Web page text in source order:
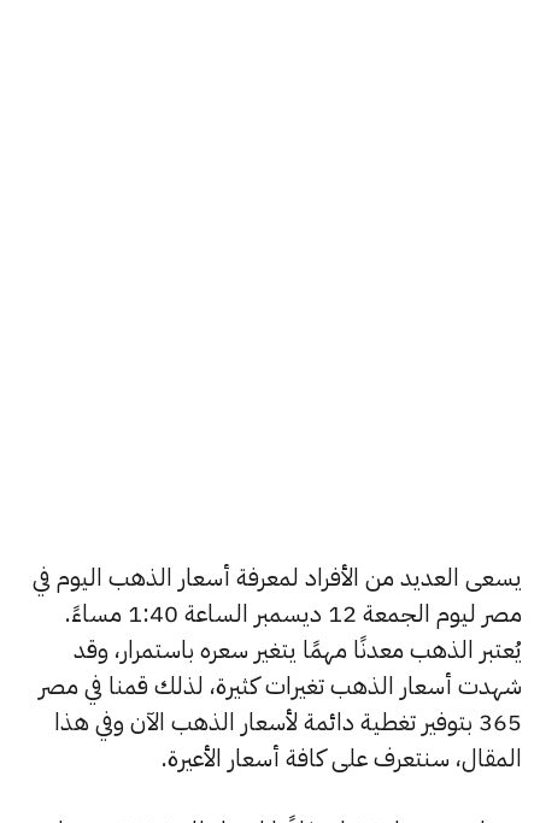
يسعى العديد من الأفراد لمعرفة أسعار الذهب اليوم في
مصر ليوم الجمعة 12 ديسمبر الساعة 1:40 مساءً.
يُعتبر الذهب معدنًا مهمًا يتغير سعره باستمرار، وقد
شهدت أسعار الذهب تغيرات كثيرة، لذلك قمنا في مصر
365 بتوفير تغطية دائمة لأسعار الذهب الآن وفي هذا
المقال، سنتعرف على كافة أسعار الأعيرة.